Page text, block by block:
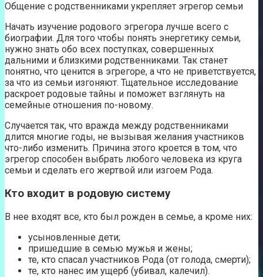
Общение с родственниками укрепляет эгрегор семьи
Начать изучение родового эгрегора лучше всего с
биографии. Для того чтобы понять энергетику семьи,
нужно знать обо всех поступках, совершенных
дальними и близкими родственниками. Так станет
понятно, что ценится в эгрегоре, а что не приветствуется,
за что из семьи изгоняют. Тщательное исследование
раскроет родовые тайны и поможет взглянуть на
семейные отношения по-новому.
Случается так, что вражда между родственниками
длится многие годы, не вызывая желания участников
что-либо изменить. Причина этого кроется в том, что
эгрегор способен выбрать любого человека из круга
семьи и сделать его жертвой или изгоем Рода.
Кто входит в родовую систему
В нее входят все, кто был рожден в семье, а кроме них:
усыновленные дети;
пришедшие в семью мужья и жены;
те, кто спасал участников Рода (от голода, смерти);
те, кто нанес им ущерб (убивал, калечил).